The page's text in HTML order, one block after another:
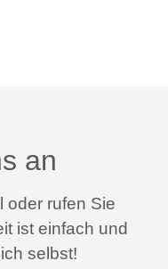
an
oder rufen Sie
ist einfach und
selbst!